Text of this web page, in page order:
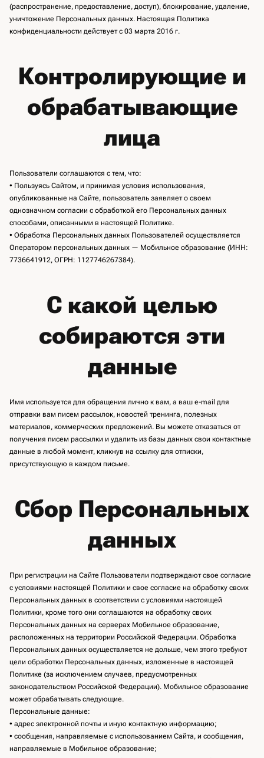
(распространение, предоставление, доступ), блокирование, удаление,
уничтожение Персональных данных. Настоящая Политика
конфиденциальности действует с 03 марта 2016 г.
Контролирующие и
обрабатывающие
лица
Пользователи соглашаются с тем, что:
• Пользуясь Сайтом, и принимая условия использования,
опубликованные на Сайте, пользователь заявляет о своем
однозначном согласии с обработкой его Персональных данных
способами, описанными в настоящей Политике.
• Обработка Персональных данных Пользователей осуществляется
Оператором персональных данных — Мобильное образование (ИНН:
7736641912, ОГРН: 1127746267384).
С какой целью
собираются эти
данные
Имя используется для обращения лично к вам, а ваш e-mail для
отправки вам писем рассылок, новостей тренинга, полезных
материалов, коммерческих предложений. Вы можете отказаться от
получения писем рассылки и удалить из базы данных свои контактные
данные в любой момент, кликнув на ссылку для отписки,
присутствующую в каждом письме.
Сбор Персональных
данных
При регистрации на Сайте Пользователи подтверждают свое согласие
с условиями настоящей Политики и свое согласие на обработку своих
Персональных данных в соответствии с условиями настоящей
Политики, кроме того они соглашаются на обработку своих
Персональных данных на серверах Мобильное образование,
расположенных на территории Российской Федерации. Обработка
Персональных данных осуществляется не дольше, чем этого требуют
цели обработки Персональных данных, изложенные в настоящей
Политике (за исключением случаев, предусмотренных
законодательством Российской Федерации). Мобильное образование
может обрабатывать следующие.
Персональные данные:
• адрес электронной почты и иную контактную информацию;
• сообщения, направляемые с использованием Сайта, и сообщения,
направляемые в Мобильное образование;